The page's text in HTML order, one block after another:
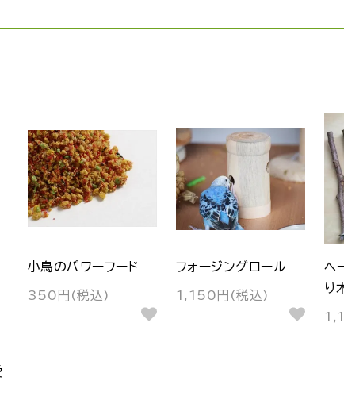
小鳥のパワーフード
350円(税込)
フォージングロール
1,150円(税込)
ヘ
り